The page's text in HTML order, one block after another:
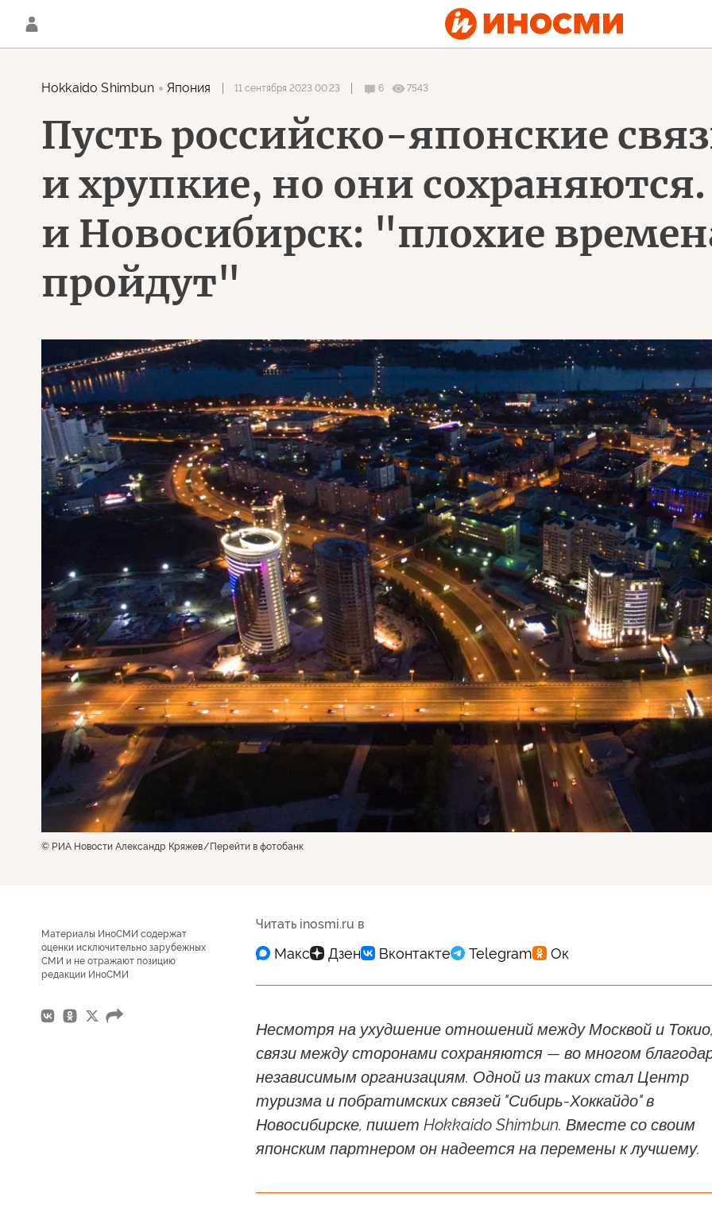
Hokkaido Shimbun Япония 11 сентября 2023 00:23 6 7543
Пусть российско-японские
и хрупкие, но они
и Новосибирск: "плохие
пройдут"
© РИА Новости Александр Кряжев Перейти в фотобанк
Материалы ИноСМИ содержат
оценки исключительно зарубежных
СМИ и не отражают позицию
редакции ИноСМИ
Читать inosmi.ru в
Несмотря на ухудшение отношений между Москвой и Токио,
связи между сторонами сохраняются — во многом
независимым организациям. Одной из таких стал Центр
туризма и побратимских связей "Сибирь-Хоккайдо" в
Новосибирске, пишет Hokkaido Shimbun. Вместе со своим
японским партнером он надеется на перемены к лучшему.